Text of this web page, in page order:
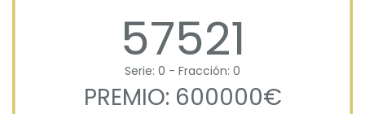
57521
Serie: 0 - Fracción: 0
PREMIO: 600000€